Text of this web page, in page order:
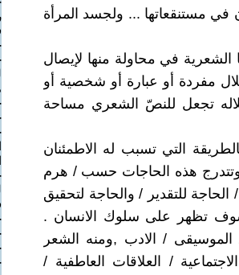
مستنقعاتها ... ولجسد المرأة
الشعرية في محاولة منها لإيصال
مفردة أو عبارة أو شخصية أو
تجعل للنصّ الشعري مساحة
التي تسبب له الاطمئنان
, وتتدرج هذه الحاجات حسب / هرم
للتقدير / والحاجة لتحقيق
تظهر على سلوك الانسان .
/ الادب ,ومنه الشعر
/ العلاقات العاطفية /